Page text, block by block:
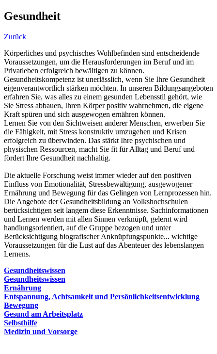
Gesundheit
Zurück
Körperliches und psychisches Wohlbefinden sind entscheidende
Voraussetzungen, um die Herausforderungen im Beruf und im
Privatleben erfolgreich bewältigen zu können.
Gesundheitskompetenz ist unerlässlich, wenn Sie Ihre Gesundheit
eigenverantwortlich stärken möchten. In unseren Bildungsangeboten
erfahren Sie, was alles zu einem gesunden Lebensstil gehört, wie
Sie Stress abbauen, Ihren Körper positiv wahrnehmen, die eigene
Kraft spüren und sich ausgewogen ernähren können.
Lernen Sie von den Sichtweisen anderer Menschen, erwerben Sie
die Fähigkeit, mit Stress konstruktiv umzugehen und Krisen
erfolgreich zu überwinden. Das stärkt Ihre psychischen und
physischen Ressourcen, macht Sie fit für Alltag und Beruf und
fördert Ihre Gesundheit nachhaltig.
Die aktuelle Forschung weist immer wieder auf den positiven
Einfluss von Emotionalität, Stressbewältigung, ausgewogener
Ernährung und Bewegung für das Gelingen von Lernprozessen hin.
Die Angebote der Gesundheitsbildung an Volkshochschulen
berücksichtigen seit langem diese Erkenntnisse. Sachinformationen
und Lernen werden mit allen Sinnen verknüpft, gelernt wird
handlungsorientiert, auf die Gruppe bezogen und unter
Berücksichtigung biografischer Anknüpfungspunkte... wichtige
Voraussetzungen für die Lust auf das Abenteuer des lebenslangen
Lernens.
Gesundheitswissen
Gesundheitswissen
Ernährung
Entspannung, Achtsamkeit und Persönlichkeitsentwicklung
Bewegung
Gesund am Arbeitsplatz
Selbsthilfe
Medizin und Vorsorge